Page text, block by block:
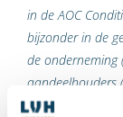
in de AOC
bijzonder in de
de onderneming
aandeelhouders
overname van